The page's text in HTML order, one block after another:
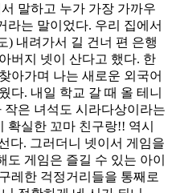
말하고 누가 가장 가까우
라는 말이었다. 우리 집에서
) 내려가서 길 건너 편 은행
버지 넷이 산다고 했다. 한
아가며 나는 새로운 외국어
다. 내일 학교 갈 때 올 테니
은 녀석도 시라다상이라는
확실한 꼬마 친구랑!! 역시
다. 그러더니 넷이서 게임을
게임은 즐길 수 있는 아이
레한 걱정거리들을 통째로